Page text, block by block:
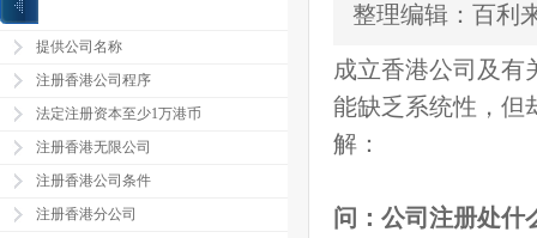
提供公司名称
注册香港公司程序
法定注册资本至少1万港币
注册香港无限公司
注册香港公司条件
注册香港分公司
整理编辑：百利
成立香港公司及有
能缺乏系统性，但
解：
问：公司注册处什